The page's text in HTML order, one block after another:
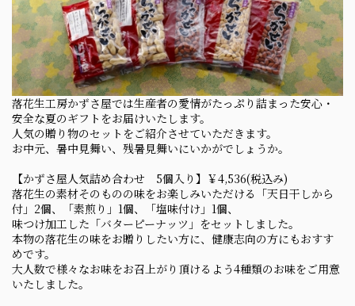
落花生工房かずさ屋では生産者の愛情がたっぷり詰まった安心・
安全な夏のギフトをお届けいたします。
人気の贈り物のセットをご紹介させていただきます。
お中元、暑中見舞い、残暑見舞いにいかがでしょうか。
【かずさ屋人気詰め合わせ 5個入り】￥4,536(税込み)
落花生の素材そのものの味をお楽しみいただける「天日干しから
付」2個、「素煎り」1個、「塩味付け」1個、
味つけ加工した「バターピーナッツ」をセットしました。
本物の落花生の味をお贈りしたい方に、健康志向の方にもおすす
めです。
大人数で様々なお味をお召上がり頂けるよう4種類のお味をご用意
いたしました。